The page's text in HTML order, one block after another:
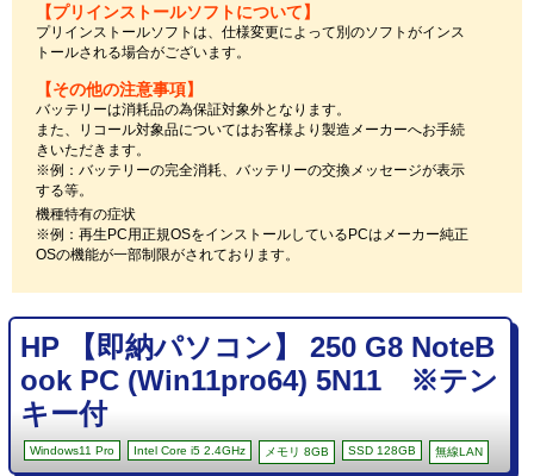
【プリインストールソフトについて】
プリインストールソフトは、仕様変更によって別のソフトがインス
トールされる場合がございます。
【その他の注意事項】
バッテリーは消耗品の為保証対象外となります。
また、リコール対象品についてはお客様より製造メーカーへお手続
きいただきます。
※例：バッテリーの完全消耗、バッテリーの交換メッセージが表示
する等。
機種特有の症状
※例：再生PC用正規OSをインストールしているPCはメーカー純正
OSの機能が一部制限がされております。
HP 【即納パソコン】 250 G8 NoteB
ook PC (Win11pro64) 5N11 ※テン
キー付
Windows11 Pro Intel Core i5 2.4GHz メモリ 8GB SSD 128GB 無線LAN